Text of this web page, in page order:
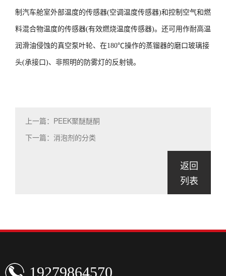
制汽车舱室外部温度的传感器(空调温度传感器)和控制空气和燃
料混合物温度的传感器(有效燃烧温度传感器)。还可用作耐高温
润滑油侵蚀的真空泵叶轮、在180℃操作的蒸镏器的磨口玻璃接
头(承接口)、非照明的防雾灯的反射镜。
上一篇：PEEK聚醚醚酮
下一篇：消泡剂的分类
返回
列表
19279864570